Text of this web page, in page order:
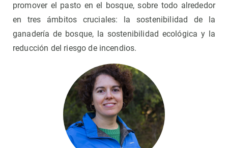
promover el pasto en el bosque, sobre todo alrededor
en tres ámbitos cruciales: la sostenibilidad de la
ganadería de bosque, la sostenibilidad ecológica y la
reducción del riesgo de incendios.